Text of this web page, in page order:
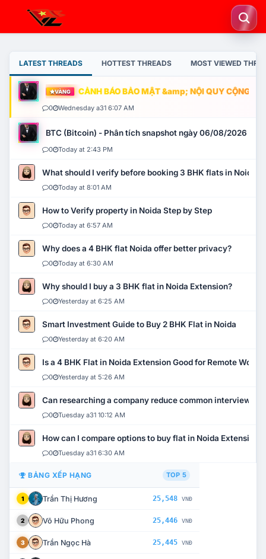
LATEST THREADS HOTTEST THREADS MOST VIEWED
VÀNG CẢNH BÁO BẢO MẬT &amp; NỘI QUY CỘNG
0 Wednesday a31 6:07 AM
BTC (Bitcoin) - Phân tích snapshot ngày 06/08/2026
0 Today at 2:43 PM
What should I verify before booking 3 BHK flats in Noida?
0 Today at 8:01 AM
How to Verify property in Noida Step by Step
0 Today at 6:57 AM
Why does a 4 BHK flat Noida offer better privacy?
0 Today at 6:30 AM
Why should I buy a 3 BHK flat in Noida Extension?
0 Yesterday at 6:25 AM
Smart Investment Guide to Buy 2 BHK Flat in Noida
0 Yesterday at 6:20 AM
Is a 4 BHK Flat in Noida Extension Good for Remote Work?
0 Yesterday at 5:26 AM
Can researching a company reduce common interview
0 Tuesday a31 10:12 AM
How can I compare options to buy flat in Noida Extension?
0 Tuesday a31 6:30 AM
BẢNG XẾP HẠNG TOP 5
1 Trần Thị Hương 25,548 VNĐ
2 Võ Hữu Phong 25,446 VNĐ
3 Trần Ngọc Hà 25,445 VNĐ